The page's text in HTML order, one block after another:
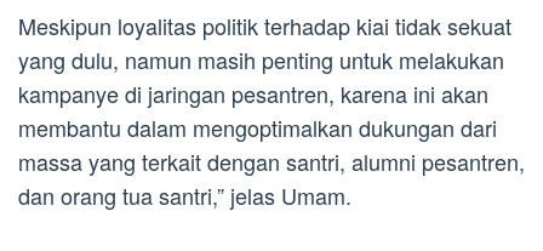
Meskipun loyalitas politik terhadap kiai tidak sekuat
yang dulu, namun masih penting untuk melakukan
kampanye di jaringan pesantren, karena ini akan
membantu dalam mengoptimalkan dukungan dari
massa yang terkait dengan santri, alumni pesantren,
dan orang tua santri,” jelas Umam.